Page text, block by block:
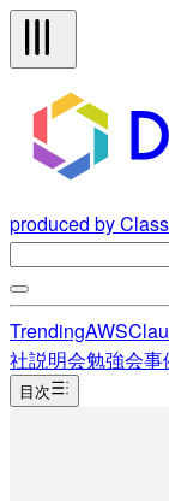
produced by
TrendingAWS
社説明会勉強会事
目次